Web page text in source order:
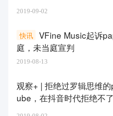
2019-09-02
VFine Music起诉
庭，未当庭宣判
快讯
2019-08-13
观察+ | 拒绝过罗辑思维
ube，在抖音时代拒绝不